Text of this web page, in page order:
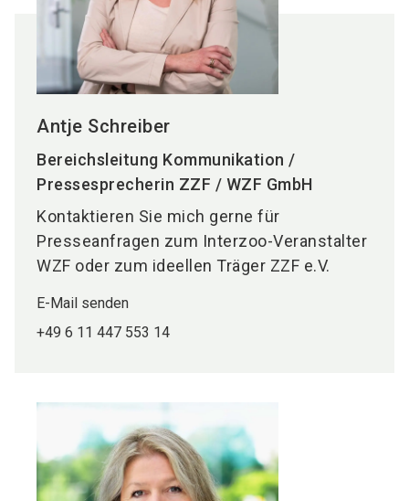
Antje Schreiber
Bereichsleitung Kommunikation /
Pressesprecherin ZZF / WZF GmbH
Kontaktieren Sie mich gerne für
Presseanfragen zum Interzoo-Veranstalter
WZF oder zum ideellen Träger ZZF e.V.
E-Mail senden
+49 6 11 447 553 14